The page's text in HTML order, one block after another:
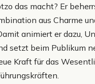
das macht? Er
aus Charme
animiert er dazu,
setzt beim Publikum
Kraft für das